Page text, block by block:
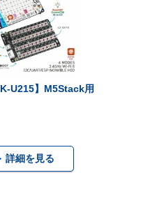
U215】M5Stack用
詳細を見る